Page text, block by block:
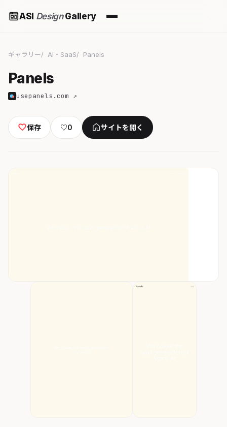
ASI DesignGallery
ギャラリー AI・SaaS Panels
Panels
usepanels.com ↗
保存 ♡0 サイトを開く